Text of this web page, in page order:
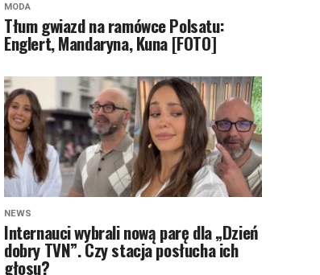
MODA
Tłum gwiazd na ramówce Polsatu:
Englert, Mandaryna, Kuna [FOTO]
NEWS
Internauci wybrali nową parę dla „Dzień
dobry TVN”. Czy stacja posłucha ich
głosu?